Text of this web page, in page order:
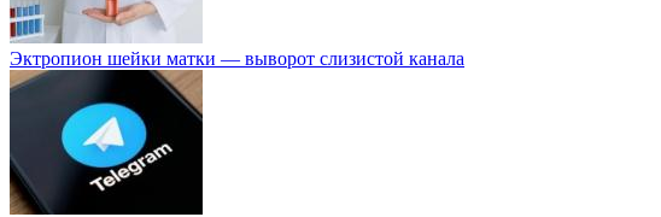
Эктропион шейки матки — выворот слизистой канала